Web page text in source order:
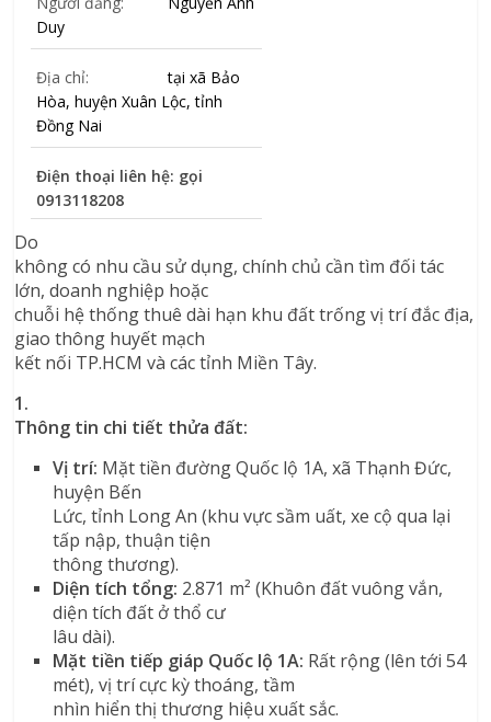
Duy
Địa chỉ:
tại xã Bảo
Hòa, huyện Xuân Lộc, tỉnh
Đồng Nai
Điện thoại liên hệ: gọi
0913118208
Do
không có nhu cầu sử dụng, chính chủ cần tìm đối tác
lớn, doanh nghiệp hoặc
chuỗi hệ thống thuê dài hạn khu đất trống vị trí đắc địa,
giao thông huyết mạch
kết nối TP.HCM và các tỉnh Miền Tây.
1.
Thông tin chi tiết thửa đất:
Vị trí: Mặt tiền đường Quốc lộ 1A, xã Thạnh Đức,
huyện Bến
Lức, tỉnh Long An (khu vực sầm uất, xe cộ qua lại
tấp nập, thuận tiện
thông thương).
Diện tích tổng: 2.871 m² (Khuôn đất vuông vắn,
diện tích đất ở thổ cư
lâu dài).
Mặt tiền tiếp giáp Quốc lộ 1A: Rất rộng (lên tới 54
mét), vị trí cực kỳ thoáng, tầm
nhìn hiển thị thương hiệu xuất sắc.